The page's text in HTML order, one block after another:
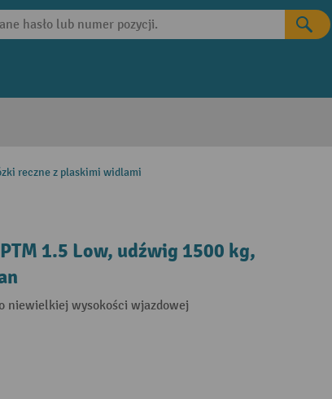
reczne z plaskimi widlami
1.5 Low, udźwig 1500 kg,
niewielkiej wysokości wjazdowej